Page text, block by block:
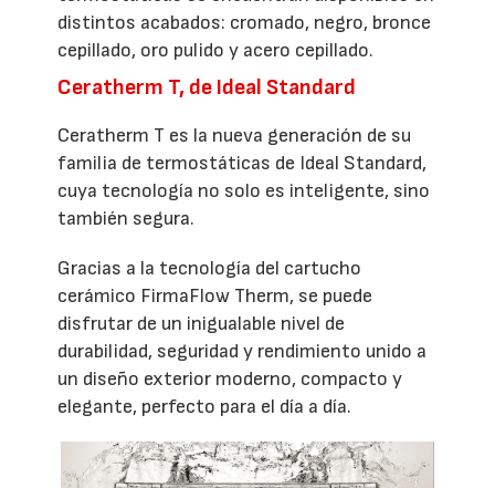
distintos acabados: cromado, negro, bronce
cepillado, oro pulido y acero cepillado.
Ceratherm T, de Ideal Standard
Ceratherm T es la nueva generación de su
familia de termostáticas de Ideal Standard,
cuya tecnología no solo es inteligente, sino
también segura.
Gracias a la tecnología del cartucho
cerámico FirmaFlow Therm, se puede
disfrutar de un inigualable nivel de
durabilidad, seguridad y rendimiento unido a
un diseño exterior moderno, compacto y
elegante, perfecto para el día a día.